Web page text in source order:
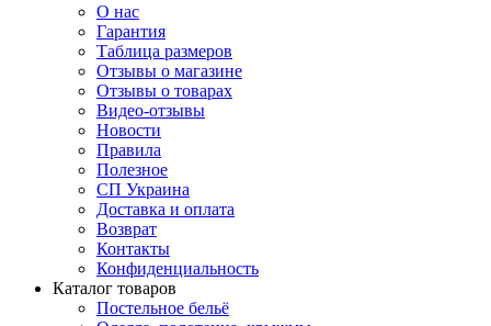
О нас
Гарантия
Таблица размеров
Отзывы о магазине
Отзывы о товарах
Видео-отзывы
Новости
Правила
Полезное
СП Украина
Доставка и оплата
Возврат
Контакты
Конфиденциальность
Каталог товаров
Постельное бельё